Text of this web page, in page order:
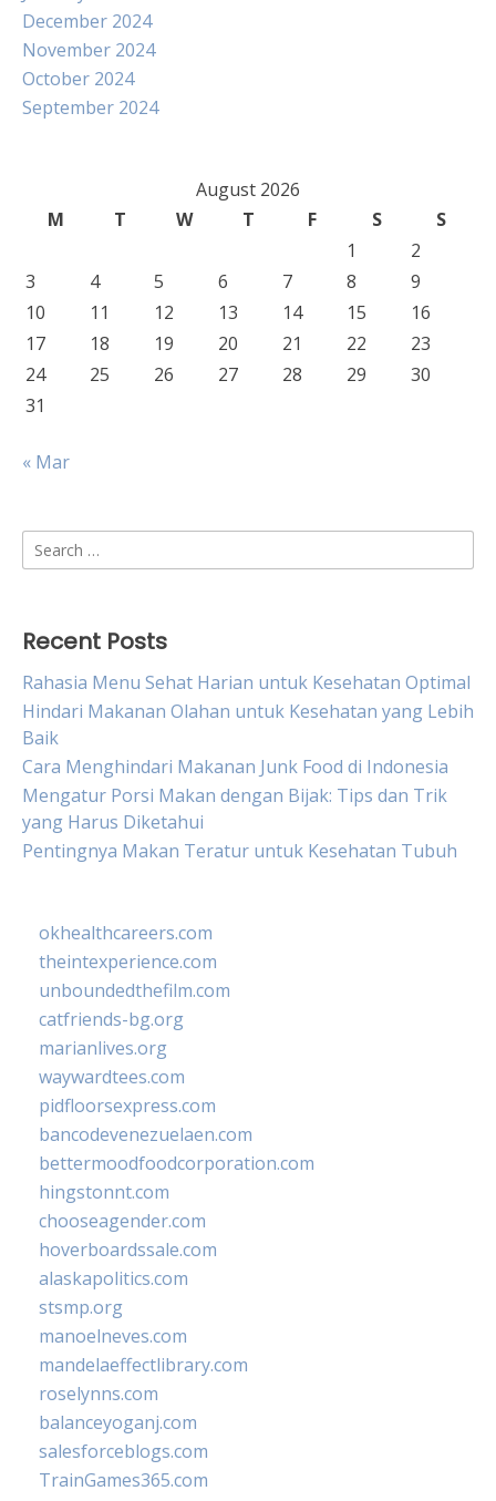
December 2024
November 2024
October 2024
September 2024
August 2026
M
T W T F S
S
1
2
3
4 5 6 7 8
9
10
11 12 13 14 15
16
17
18 19 20 21 22
23
24
25 26 27 28 29
30
31
« Mar
Search
for:
Recent Posts
Rahasia Menu Sehat Harian untuk Kesehatan Optimal
Hindari Makanan Olahan untuk Kesehatan yang Lebih
Baik
Cara Menghindari Makanan Junk Food di Indonesia
Mengatur Porsi Makan dengan Bijak: Tips dan Trik
yang Harus Diketahui
Pentingnya Makan Teratur untuk Kesehatan Tubuh
okhealthcareers.com
theintexperience.com
unboundedthefilm.com
catfriends-bg.org
marianlives.org
waywardtees.com
pidfloorsexpress.com
bancodevenezuelaen.com
bettermoodfoodcorporation.com
hingstonnt.com
chooseagender.com
hoverboardssale.com
alaskapolitics.com
stsmp.org
manoelneves.com
mandelaeffectlibrary.com
roselynns.com
balanceyoganj.com
salesforceblogs.com
TrainGames365.com